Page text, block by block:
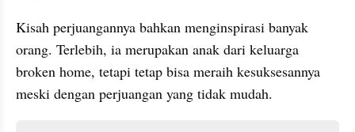
Kisah perjuangannya bahkan menginspirasi banyak
orang. Terlebih, ia merupakan anak dari keluarga
broken home, tetapi tetap bisa meraih kesuksesannya
meski dengan perjuangan yang tidak mudah.